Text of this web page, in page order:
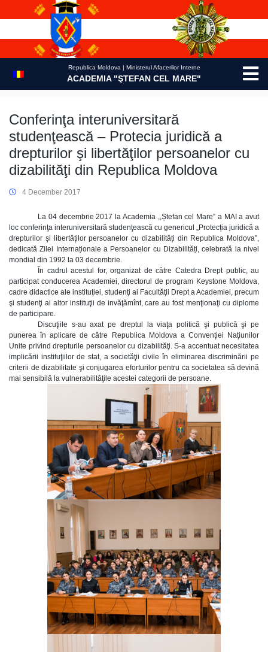
Republica Moldova | Ministerul Afacerilor Interne
ACADEMIA "ŞTEFAN CEL MARE"
Conferinţa interuniversitară
studenţească – Protecia juridică a
drepturilor şi libertăţilor persoanelor cu
dizabilităţi din Republica Moldova
4 December 2017
La 04 decembrie 2017 la Academia ,,Ștefan cel Mare” a MAI a avut
loc conferinţa interuniversitară studenţească cu genericul „Protecția juridică a
drepturilor şi libertăţilor persoanelor cu dizabilități din Republica Moldova”,
dedicată Zilei Internaționale a Persoanelor cu Dizabilități, celebrată la nivel
mondial din 1992 la 03 decembrie.
În cadrul acestul for, organizat de către Catedra Drept public, au
participat conducerea Academiei, directorul de program Keystone Moldova,
cadre didactice ale instituţiei, studenţi ai Facultăţii Drept a Academiei, precum
şi studenţi ai altor instituţii de invăţămînt, care au fost menţionaţi cu diplome
de participare.
Discuţiile s-au axat pe dreptul la viaţa politică şi publică şi pe
punerea în aplicare de către Republica Moldova a Convenţiei Naţiunilor
Unite privind drepturile persoanelor cu dizabilităţi. S-a accentuat necesitatea
implicării instituţiilor de stat, a societăţii civile în eliminarea discriminării pe
criterii de dizabilitate şi conjugarea eforturilor pentru ca societatea să devină
mai sensibilă la vulnerabilităţile acestei categorii de persoane.